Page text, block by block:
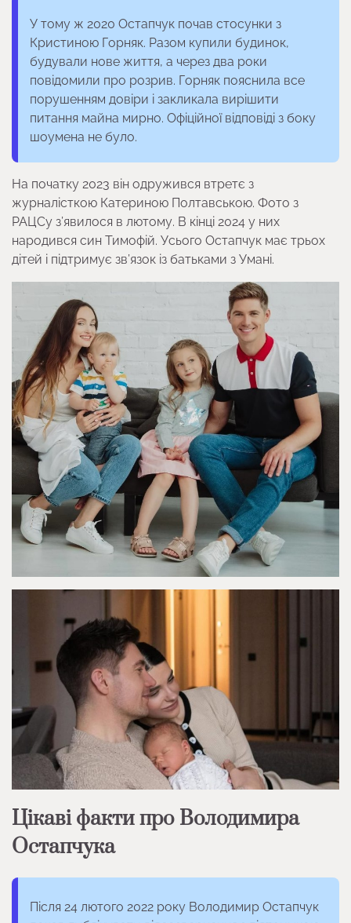
У тому ж 2020 Остапчук почав стосунки з
Кристиною Горняк. Разом купили будинок,
будували нове життя, а через два роки
повідомили про розрив. Горняк пояснила все
порушенням довіри і закликала вирішити
питання майна мирно. Офіційної відповіді з боку
шоумена не було.
На початку 2023 він одружився втретє з
журналісткою Катериною Полтавською. Фото з
РАЦСу з’явилося в лютому. В кінці 2024 у них
народився син Тимофій. Усього Остапчук має трьох
дітей і підтримує зв’язок із батьками з Умані.
Цікаві факти про Володимира
Остапчука
Після 24 лютого 2022 року Володимир Остапчук